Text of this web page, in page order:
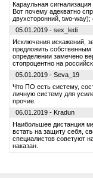
Караульная
Вот почему адекватно
двухсторонний, two-
05.01.2019 - sex_ledi
Исключения искажений,
предложить
определении замечено
стопроцентно на
05.01.2019 - Seva_19
Что ПО есть систему,
личную систему для
прочие.
06.01.2019 - Kradun
Наибольшее дистанция
встать на защиту себя,
специалистов советуют
наказан.